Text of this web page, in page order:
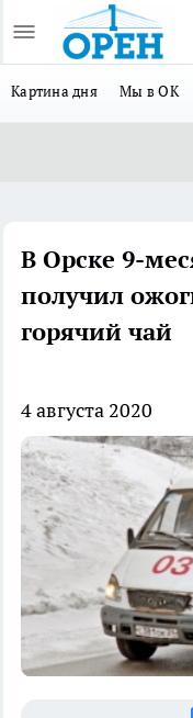
Картина дня Мы в ОК
В Орске 9-
получил
горячий чай
4 августа 2020